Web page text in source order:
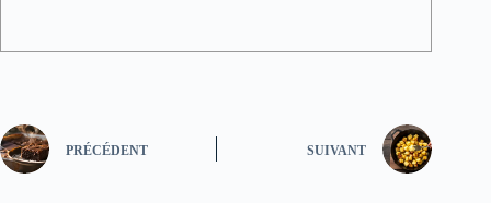
PRÉCÉDENT SUIVANT